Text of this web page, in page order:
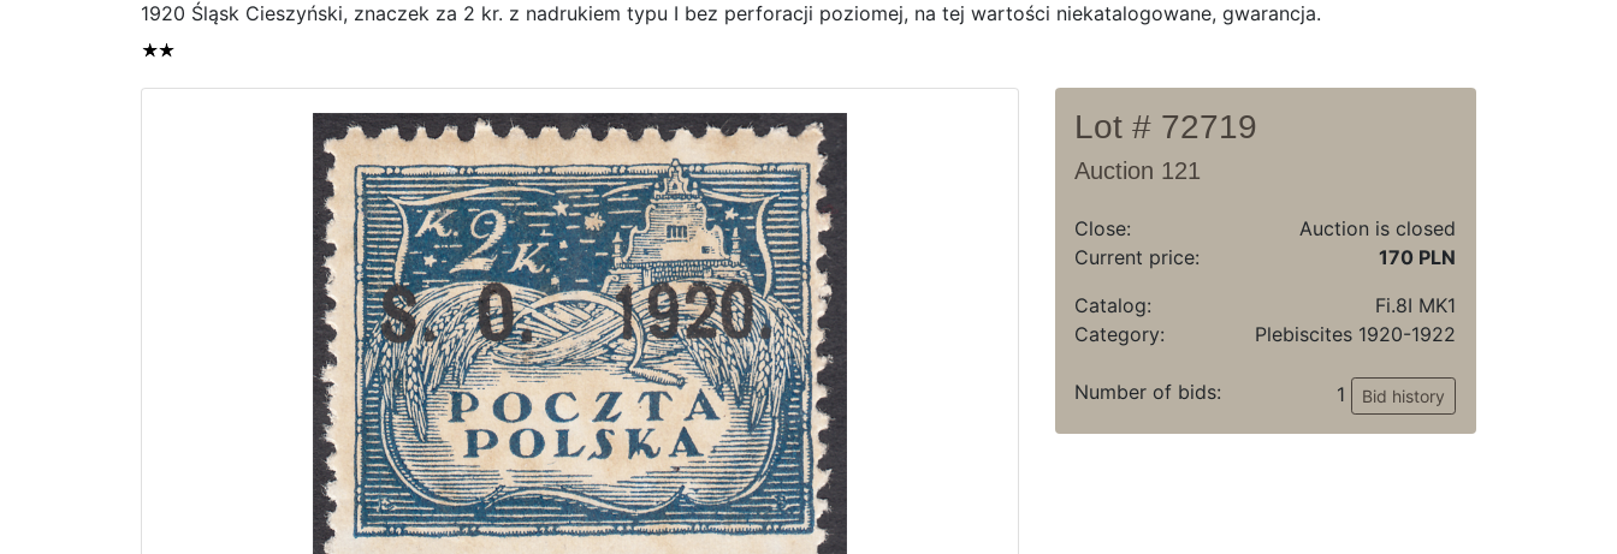
1920 Śląsk Cieszyński, znaczek za 2 kr. z nadrukiem typu I bez perforacji poziomej, na tej wartości niekatalogowane, gwarancja.
Lot # 72719
Auction 121
Close:
Auction is closed
Current price:
170 PLN
Catalog:
Fi.8I MK1
Category:
Plebiscites 1920-1922
Number of bids: 1 Bid history